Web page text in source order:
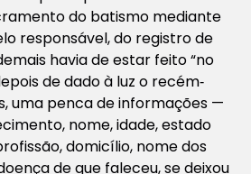
do batismo mediante
responsável, do registro de
havia de estar feito “no
de dado à luz o recém‐
uma penca de informações —
nome, idade, estado
domicílio, nome dos
de que faleceu, se deixou